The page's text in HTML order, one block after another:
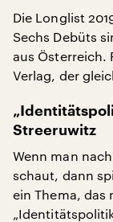
Die Longlist
Sechs Debüts
aus Österreich.
Verlag, der
Streeruwitz
Wenn man
schaut, dann
ein Thema, das